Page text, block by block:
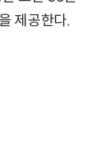
제공한다.